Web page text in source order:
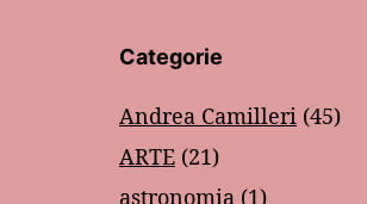
Categorie
Andrea Camilleri (45)
ARTE (21)
astronomia (1)